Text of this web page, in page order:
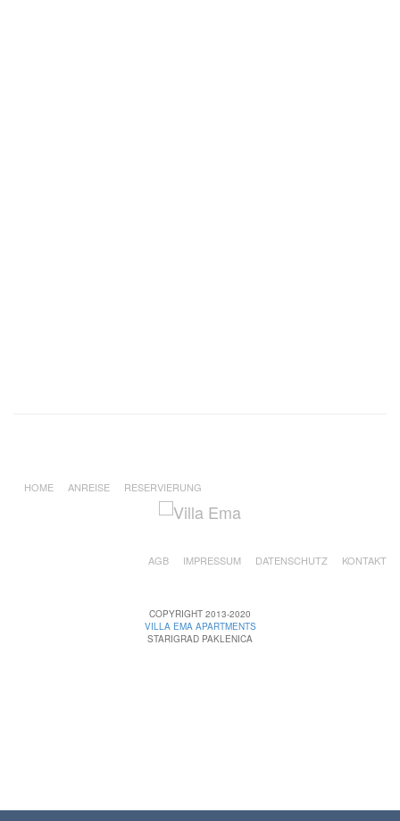
HOME ANREISE RESERVIERUNG
AGB IMPRESSUM DATENSCHUTZ KONTAKT
COPYRIGHT 2013-2020
VILLA EMA APARTMENTS
STARIGRAD PAKLENICA